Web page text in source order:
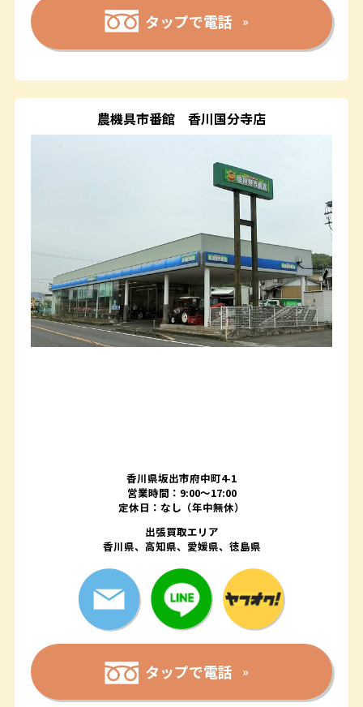
タップで電話
農機具市番館 香川国分寺店
香川県坂出市府中町4-1
営業時間：9:00～17:00
定休日：なし（年中無休）
出張買取エリア
香川県、高知県、愛媛県、徳島県
タップで電話